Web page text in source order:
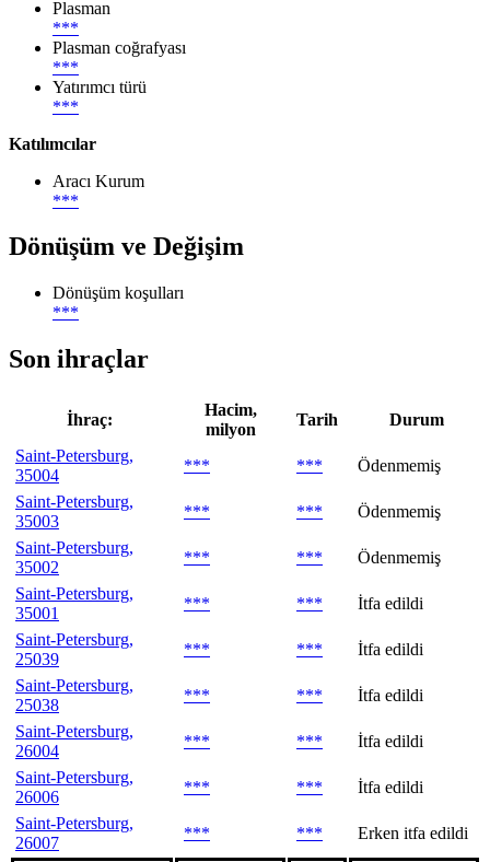
Plasman
***
Plasman coğrafyası
***
Yatırımcı türü
***
Katılımcılar
Aracı Kurum
***
Dönüşüm ve Değişim
Dönüşüm koşulları
***
Son ihraçlar
İhraç:
Hacim,
milyon
Tarih
Durum
Saint-Petersburg,
35004
*** ***
Ödenmemiş
Saint-Petersburg,
35003
*** ***
Ödenmemiş
Saint-Petersburg,
35002
*** ***
Ödenmemiş
Saint-Petersburg,
35001
*** ***
İtfa edildi
Saint-Petersburg,
25039
*** ***
İtfa edildi
Saint-Petersburg,
25038
*** ***
İtfa edildi
Saint-Petersburg,
26004
*** ***
İtfa edildi
Saint-Petersburg,
26006
*** ***
İtfa edildi
Saint-Petersburg,
26007
*** *** Erken itfa edildi